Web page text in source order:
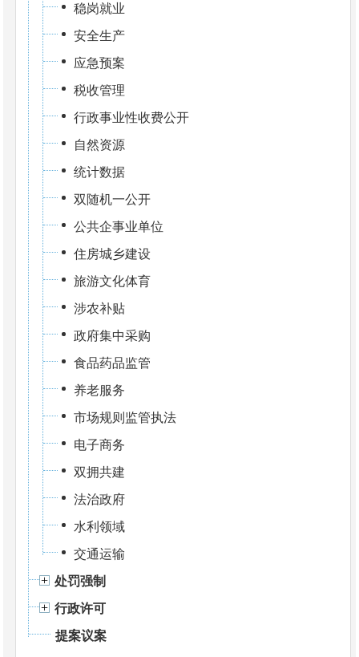
稳岗就业
安全生产
应急预案
税收管理
行政事业性收费公开
自然资源
统计数据
双随机一公开
公共企事业单位
住房城乡建设
旅游文化体育
涉农补贴
政府集中采购
食品药品监管
养老服务
市场规则监管执法
电子商务
双拥共建
法治政府
水利领域
交通运输
处罚强制
行政许可
提案议案